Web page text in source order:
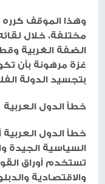
وهذا الموقف
مختلفة، خلال
الضفة الغربية
غزة مرهونة بأن
بتجسيد الدولة
خطأ الدول العربية
خطأ الدول
السياسية الجيدة
تستخدم أوراق
والاقتصادية